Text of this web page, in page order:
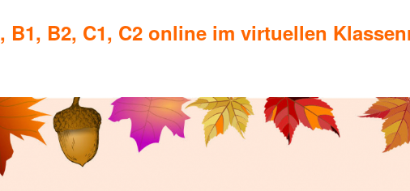
B1, B2, C1, C2 online im virtuellen